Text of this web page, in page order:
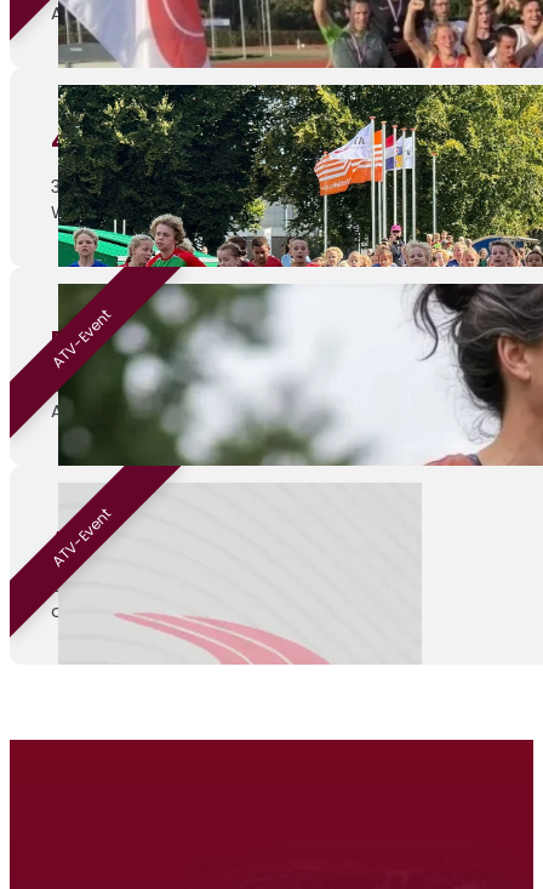
ATV Venray, Sportlaan 1
4de Athletic Champs wedstrijd
30-08-2026
Weert, Parklaan 1c
Beginnen met hardlopen
01-09-2026
ATV Venray
ATV-Event
ATV Kamp
04-09-2026
onbekend
ATV-Event